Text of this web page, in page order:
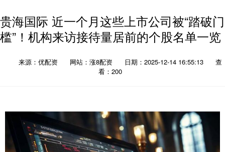
贵海国际 近一个月这些上市公司被“踏破门
槛”！机构来访接待量居前的个股名单一览
来源：优配资 网站：涨8配资 日期：2025-12-14 16:55:13
查
看：200